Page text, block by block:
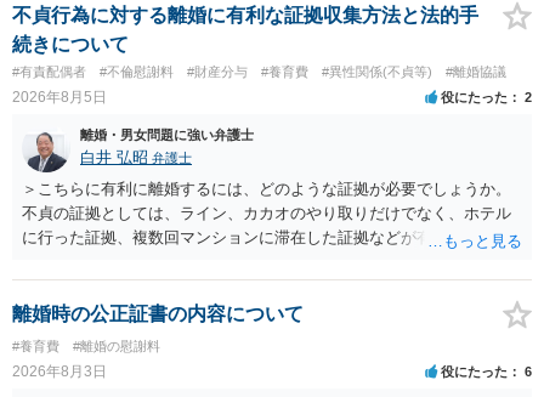
に勤務先」が含まれているので、私に収入が入った事は相手に通知が
行く事になり、上記のような文言が無くても養育費の見直しは適宜出
来るかと思うのですが違うのでしょうか？との点はそのとおりかと思
います。養育費は事情の変更があった場合に変更するので毎年見直す
ことはあまりないです。ご参考にしてください。
不貞行為に対する離婚に有利な証拠収集方法と法的手
続きについて
#有責配偶者 #不倫慰謝料 #財産分与 #養育費 #異性関係(不貞等) #離婚協議
2026年8月5日 役にたった 2
離婚・男女問題に強い弁護士
白井 弘昭 弁護士
＞こちらに有利に離婚するには、どのような証拠が必要でしょうか。
不貞の証拠としては、ライン、カカオのやり取りだけでなく、ホテル
に行った証拠、複数回マンションに滞在した証拠などが有効です。 不
婚する、慰謝料をとるなど）ことができると思われます。 ただし、不
貞発覚後、長期間同居を続けると、不貞を許したとの評価につながる
離婚時の公正証書の内容について
#養育費 #離婚の慰謝料
2026年8月3日 役にたった 6